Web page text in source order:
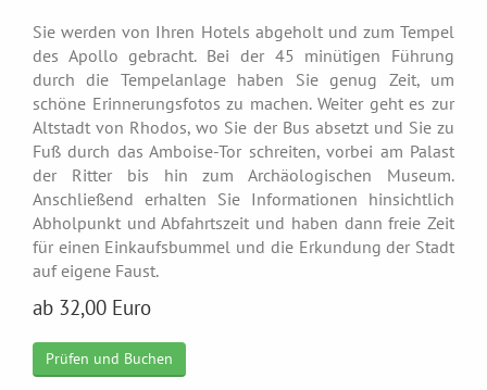
Sie werden von Ihren Hotels abgeholt und zum Tempel
des Apollo gebracht. Bei der 45 minütigen Führung
durch die Tempelanlage haben Sie genug Zeit, um
schöne Erinnerungsfotos zu machen. Weiter geht es zur
Altstadt von Rhodos, wo Sie der Bus absetzt und Sie zu
Fuß durch das Amboise-Tor schreiten, vorbei am Palast
der Ritter bis hin zum Archäologischen Museum.
Anschließend erhalten Sie Informationen hinsichtlich
Abholpunkt und Abfahrtszeit und haben dann freie Zeit
für einen Einkaufsbummel und die Erkundung der Stadt
auf eigene Faust.
ab 32,00 Euro
Prüfen und Buchen